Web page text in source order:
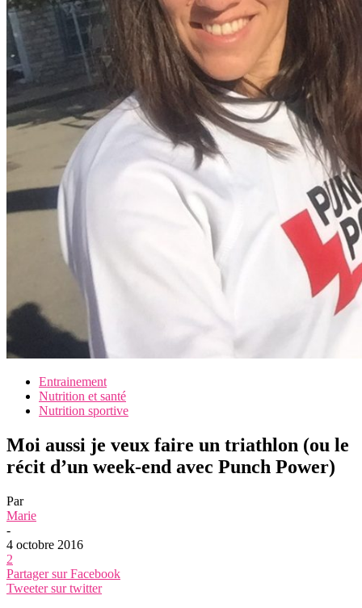
Entrainement
Nutrition et santé
Nutrition sportive
Moi aussi je veux faire un triathlon (ou le
récit d’un week-end avec Punch Power)
Par
Marie
-
4 octobre 2016
2
Partager sur Facebook
Tweeter sur twitter